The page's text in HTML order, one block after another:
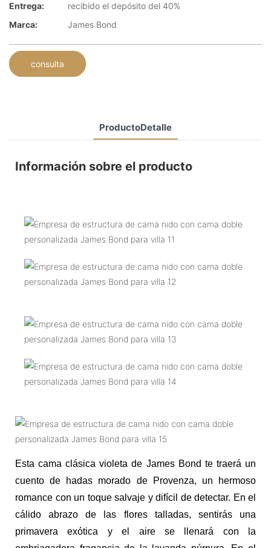
Entrega:
recibido el depósito del 40%
Marca:
James Bond
consulta
ProductoDetalle
Información sobre el producto
Esta cama clásica violeta de James Bond te traerá un
cuento de hadas morado de Provenza, un hermoso
romance con un toque salvaje y difícil de detectar. En el
cálido abrazo de las flores talladas, sentirás una
primavera exótica y el aire se llenará con la